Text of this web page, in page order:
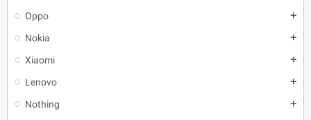
Oppo add
Nokia add
Xiaomi add
Lenovo add
Nothing add